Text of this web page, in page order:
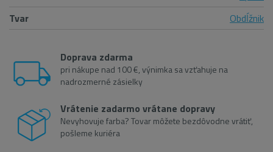
Tvar
Obdĺžnik
Doprava zdarma
pri nákupe nad 100 €, výnimka sa vzťahuje na
nadrozmerné zásielky
Vrátenie zadarmo vrátane dopravy
Nevyhovuje farba? Tovar môžete bezdôvodne vrátiť,
pošleme kuriéra